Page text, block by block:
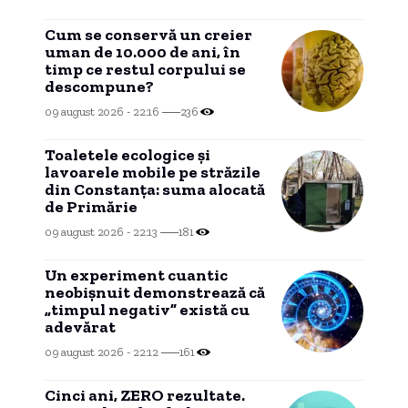
Cum se conservă un creier
uman de 10.000 de ani, în
timp ce restul corpului se
descompune?
09 august 2026 - 22:16 236
Toaletele ecologice și
lavoarele mobile pe străzile
din Constanța: suma alocată
de Primărie
09 august 2026 - 22:13 181
Un experiment cuantic
neobișnuit demonstrează că
„timpul negativ” există cu
adevărat
09 august 2026 - 22:12 161
Cinci ani, ZERO rezultate.